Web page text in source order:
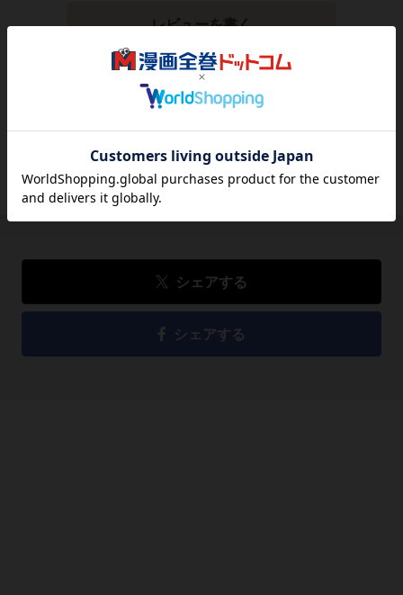
レビューを書く
1,320
カートに入れる
(新品コミックセット)
シェアする
シェアする